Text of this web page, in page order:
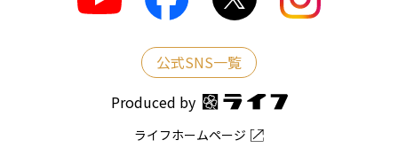
公式SNS一覧
Produced by
ライフホームページ